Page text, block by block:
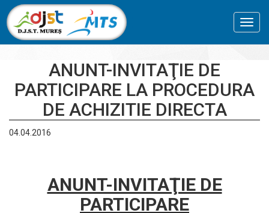
ANUNT-INVITAŢIE DE
PARTICIPARE LA PROCEDURA
DE ACHIZITIE DIRECTA
04.04.2016
ANUNT-INVITAŢIE DE
PARTICIPARE